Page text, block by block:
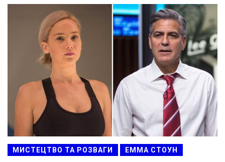
МИСТЕЦТВО ТА РОЗВАГИ ЕММА СТОУН